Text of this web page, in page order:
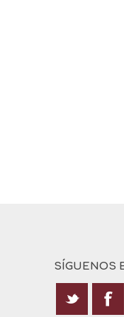
SÍGUENOS